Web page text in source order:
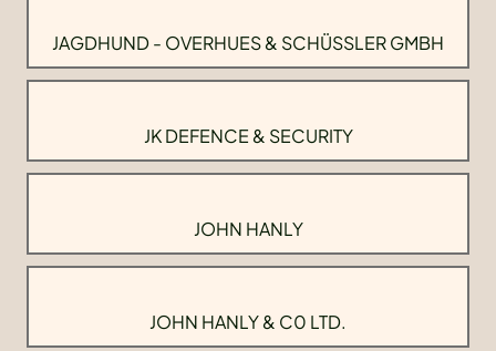
JAGDHUND - OVERHUES & SCHÜSSLER GMBH
JK DEFENCE & SECURITY
JOHN HANLY
JOHN HANLY & C0 LTD.